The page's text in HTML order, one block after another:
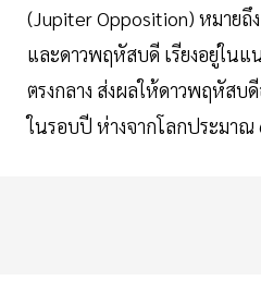
(Jupiter Opposition) หมายถึ
และดาวพฤหัสบดี เรียงอยู่ในแ
ตรงกลาง ส่งผลให้ดาวพฤหัสบ
ในรอบปี ห่างจากโลกประมาณ